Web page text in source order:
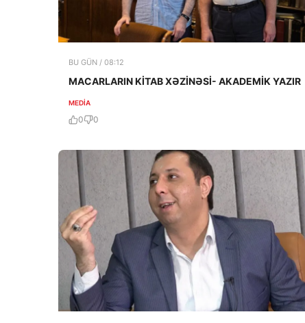
BU GÜN / 08:12
MACARLARIN KİTAB XƏZİNƏSİ- AKADEMİK YAZIR
MEDİA
0 0